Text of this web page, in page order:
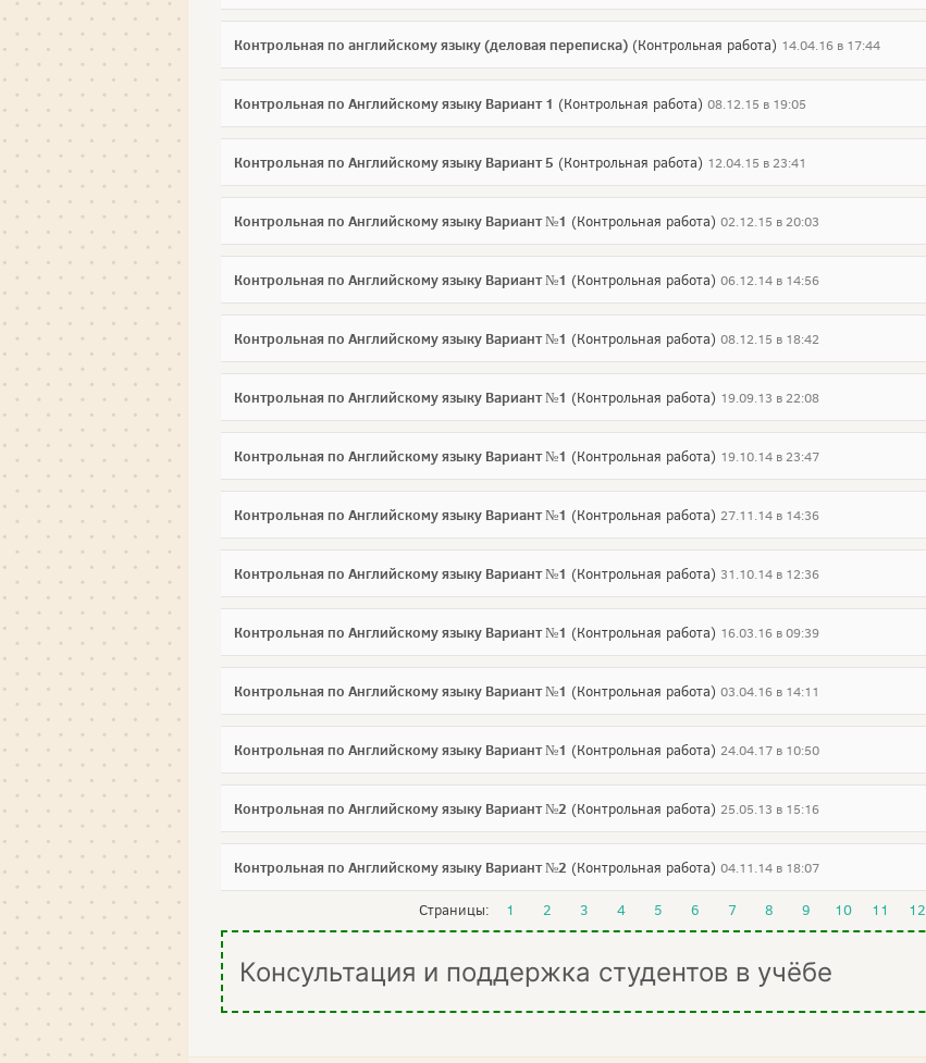
Контрольная по английскому языку (деловая переписка) (Контрольная работа) 14.04.16 в 17:44
Контрольная по Английскому языку Вариант 1 (Контрольная работа) 08.12.15 в 19:05
Контрольная по Английскому языку Вариант 5 (Контрольная работа) 12.04.15 в 23:41
Контрольная по Английскому языку Вариант №1 (Контрольная работа) 02.12.15 в 20:03
Контрольная по Английскому языку Вариант №1 (Контрольная работа) 06.12.14 в 14:56
Контрольная по Английскому языку Вариант №1 (Контрольная работа) 08.12.15 в 18:42
Контрольная по Английскому языку Вариант №1 (Контрольная работа) 19.09.13 в 22:08
Контрольная по Английскому языку Вариант №1 (Контрольная работа) 19.10.14 в 23:47
Контрольная по Английскому языку Вариант №1 (Контрольная работа) 27.11.14 в 14:36
Контрольная по Английскому языку Вариант №1 (Контрольная работа) 31.10.14 в 12:36
Контрольная по Английскому языку Вариант №1 (Контрольная работа) 16.03.16 в 09:39
Контрольная по Английскому языку Вариант №1 (Контрольная работа) 03.04.16 в 14:11
Контрольная по Английскому языку Вариант №1 (Контрольная работа) 24.04.17 в 10:50
Контрольная по Английскому языку Вариант №2 (Контрольная работа) 25.05.13 в 15:16
Контрольная по Английскому языку Вариант №2 (Контрольная работа) 04.11.14 в 18:07
Страницы: 1 2 3 4 5 6 7 8 9 10 11 12
Консультация и поддержка студентов в учёбе